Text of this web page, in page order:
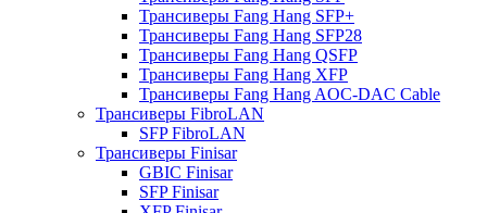
Трансиверы Fang Hang SFP+
Трансиверы Fang Hang SFP28
Трансиверы Fang Hang QSFP
Трансиверы Fang Hang XFP
Трансиверы Fang Hang AOC-DAC Cable
Трансиверы FibroLAN
SFP FibroLAN
Трансиверы Finisar
GBIC Finisar
SFP Finisar